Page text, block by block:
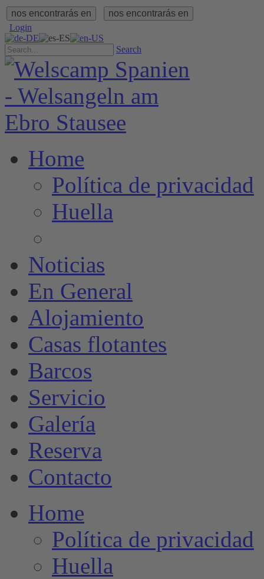
nos encontrarás en
nos encontrarás en
Login
Search
Home
Política de privacidad
Huella
Noticias
En General
Alojamiento
Casas flotantes
Barcos
Servicio
Galería
Reserva
Contacto
Home
Política de privacidad
Huella